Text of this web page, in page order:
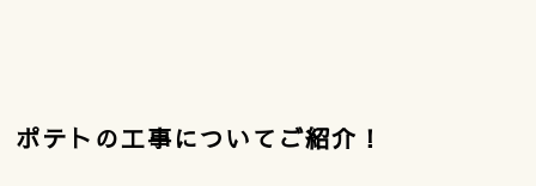
ポテトの工事についてご紹介！